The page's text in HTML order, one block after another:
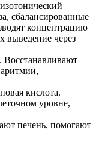
сбалансированные
концентрацию
выведение через
кислота.
уровне,
печень, помогают